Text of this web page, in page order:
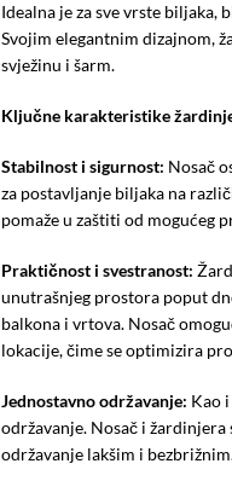
Idealna je za sve vrste biljaka,
Svojim elegantnim dizajnom,
svježinu i šarm.
Ključne karakteristike
Stabilnost i sigurnost: Nosač
za postavljanje biljaka na
pomaže u zaštiti od mogućeg
Praktičnost i svestranost:
unutrašnjeg prostora poput
balkona i vrtova. Nosač
lokacije, čime se optimizira
Jednostavno održavanje: Kao
održavanje. Nosač i
održavanje lakšim i